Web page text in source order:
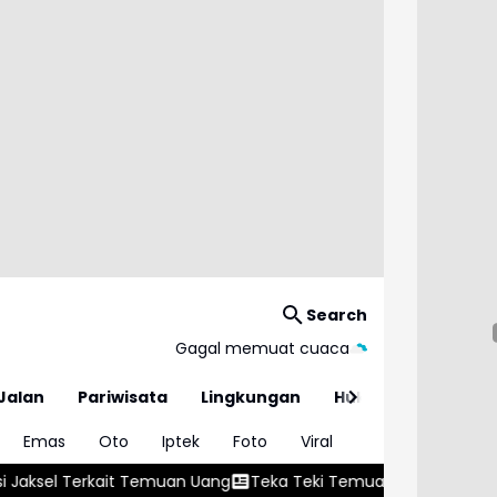
Search
Gagal memuat cuaca
Pariwisata Lingkungan
Hukum
Emas
Oto Iptek Foto
Viral
Uang
Teka Teki Temuan Senpi-Narkoba di Sekolah